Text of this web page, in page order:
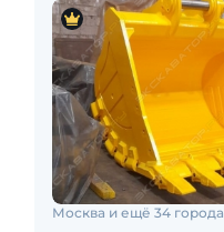
Москва и ещё 34 города